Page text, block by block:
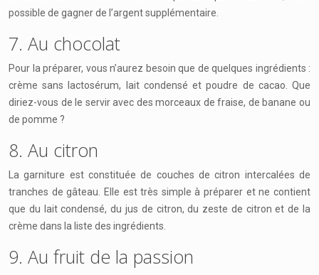
possible de gagner de l’argent supplémentaire.
7. Au chocolat
Pour la préparer, vous n’aurez besoin que de quelques ingrédients :
crème sans lactosérum, lait condensé et poudre de cacao. Que
diriez-vous de le servir avec des morceaux de fraise, de banane ou
de pomme ?
8. Au citron
La garniture est constituée de couches de citron intercalées de
tranches de gâteau. Elle est très simple à préparer et ne contient
que du lait condensé, du jus de citron, du zeste de citron et de la
crème dans la liste des ingrédients.
9. Au fruit de la passion